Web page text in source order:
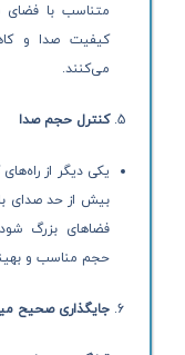
متناسب با فضای
کیفیت صدا و
می‌کنند.
کنترل حجم صدا
یکی دیگر از
بیش از حد صدای
فضاهای بزرگ
حجم مناسب و
جایگذاری صحیح